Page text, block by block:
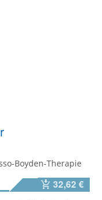
Boyden-Therapie
32,62 €